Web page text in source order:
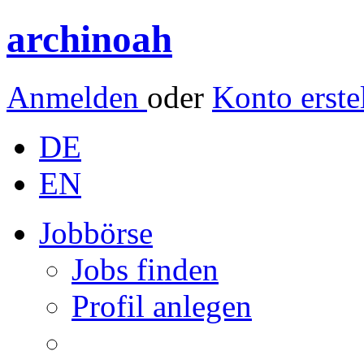
archinoah
Anmelden oder Konto
DE
EN
Jobbörse
Jobs finden
Profil anlegen